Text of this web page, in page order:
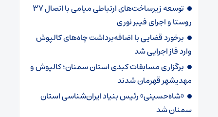
توسعه زیرساخت‌های ارتباطی میامی با اتصال ۳۷
روستا و اجرای فیبر نوری
برخورد قضایی با اضافه‌برداشت چاه‌های کالپوش
وارد فاز اجرایی شد
برگزاری مسابقات کبدی استان سمنان؛ کالپوش و
مهدیشهر قهرمان شدند
«شاه‌حسینی» رئیس بنیاد ایران‌شناسی استان
سمنان شد